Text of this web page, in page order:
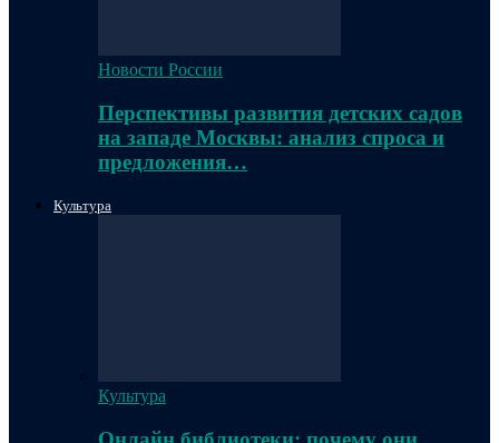
Новости России
Перспективы развития детских садов
на западе Москвы: анализ спроса и
предложения…
Культура
Культура